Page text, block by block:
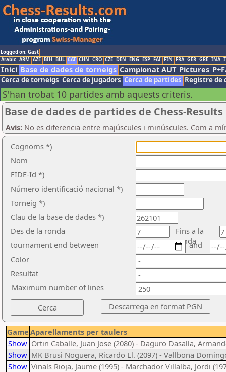
Logged on: Gast
Arabic ARM AZE BIH BUL CAT CHN CRO CZE DEN ENG ESP FAI FIN FRA GER GRE INA
Inici Base de dades de torneigs Campionat AUT Pictures
Cerca de torneigs Cerca de jugadors Cerca de partides Registre de
S'han trobat 10 partides amb aquests criteris.
Base de dades de partides de Chess-Results
Avis: No es diferencia entre majúscules i minúscules. Com a
Cognoms *)
Nom
FIDE-Id *)
Número identificació nacional *)
Torneig *)
Clau de la base de dades *)
Des de la ronda
Fins a la
ronda
tournament end between
Color
Resultat
and
Maximum number of lines
Game Aparellaments per taulers
Show Ortin Caballe, Juan Jose (2080) - Daguro Dasalla,
Show MK Brusi Noguera, Ricardo Ll. (2097) - Vallbona
Show Vinals Rioja, Jaume (1995) - Marchador Villalba, Jordi